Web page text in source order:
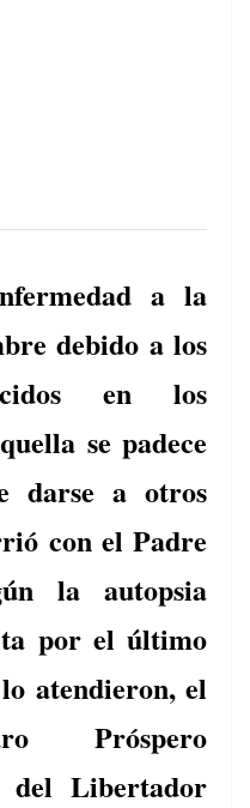
a la
debido a los
en los
se padece
darse a otros
con el Padre
la autopsia
por el último
atendieron, el
Próspero
del Libertador